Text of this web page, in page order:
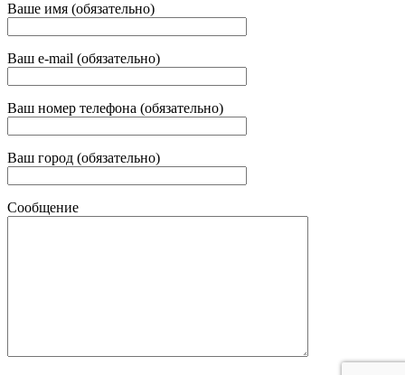
Ваше имя (обязательно)
Ваш e-mail (обязательно)
Ваш номер телефона (обязательно)
Ваш город (обязательно)
Сообщение